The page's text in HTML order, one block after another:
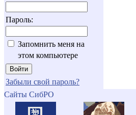
Пароль:
Запомнить меня на
этом компьютере
Забыли свой пароль?
Сайты СибРО